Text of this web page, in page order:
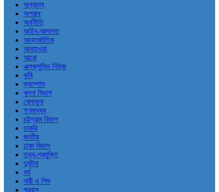
অন্যান্য
অপরাধ
অর্থনীতি
আইন-আদালত
আন্তর্জাতিক
আবহাওয়া
আরো
এক্সক্লুসিভ নিউজ
কৃষি
ক্যাম্পাস
খুলনা বিভাগ
খেলাধুলা
গণমাধ্যম
চট্টগ্রাম বিভাগ
চাকরি
জাতীয়
ঢাকা বিভাগ
তথ্য-প্রযুক্তি
দুর্ঘটনা
ধর্ম
নারী ও শিশু
প্রবাস